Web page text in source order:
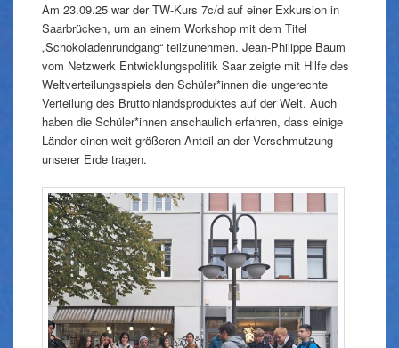
Am 23.09.25 war der TW-Kurs 7c/d auf einer Exkursion in
Saarbrücken, um an einem Workshop mit dem Titel
„Schokoladenrundgang“ teilzunehmen. Jean-Philippe Baum
vom Netzwerk Entwicklungspolitik Saar zeigte mit Hilfe des
Weltverteilungsspiels den Schüler*innen die ungerechte
Verteilung des Bruttoinlandsproduktes auf der Welt. Auch
haben die Schüler*innen anschaulich erfahren, dass einige
Länder einen weit größeren Anteil an der Verschmutzung
unserer Erde tragen.